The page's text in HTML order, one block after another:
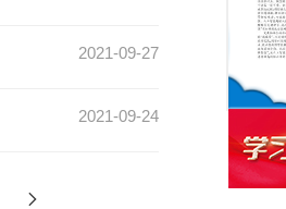
2021-09-27
2021-09-24